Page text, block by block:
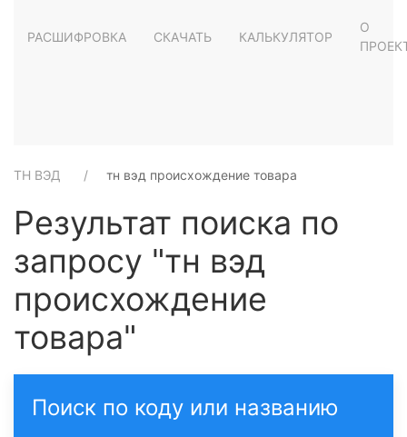
РАСШИФРОВКА СКАЧАТЬ КАЛЬКУЛЯТОР
О
ТН ВЭД тн вэд происхождение товара
Результат поиска по
запросу "тн вэд
происхождение
товара"
Поиск по коду или названию